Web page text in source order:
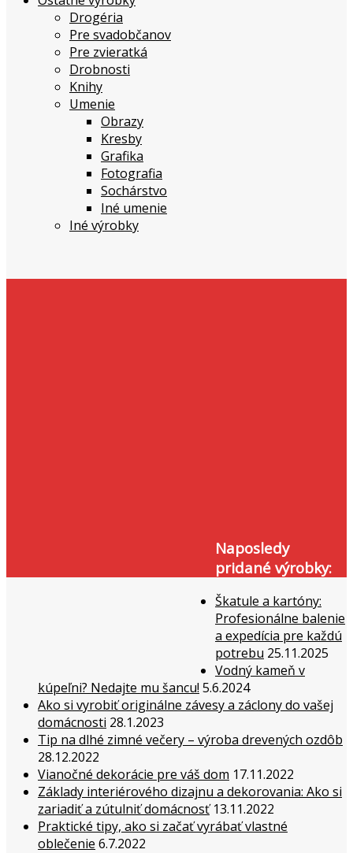
Drogéria
Pre svadobčanov
Pre zvieratká
Drobnosti
Knihy
Umenie
Obrazy
Kresby
Grafika
Fotografia
Sochárstvo
Iné umenie
Iné výrobky
Naposledy
pridané výrobky:
Škatule a kartóny:
Profesionálne balenie
a expedícia pre každú
potrebu 25.11.2025
Vodný kameň v
kúpeľni? Nedajte mu šancu! 5.6.2024
Ako si vyrobiť originálne závesy a záclony do vašej
domácnosti 28.1.2023
Tip na dlhé zimné večery – výroba drevených ozdôb
28.12.2022
Vianočné dekorácie pre váš dom 17.11.2022
Základy interiérového dizajnu a dekorovania: Ako si
zariadiť a zútulniť domácnosť 13.11.2022
Praktické tipy, ako si začať vyrábať vlastné
oblečenie 6.7.2022